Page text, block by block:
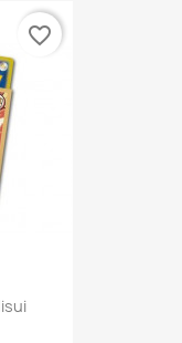
favorite_border